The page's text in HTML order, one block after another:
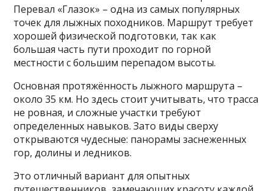
Перевал «Глазок» – одна из самых популярных
точек для лыжных походников. Маршрут требует
хорошей физической подготовки, так как
большая часть пути проходит по горной
местности с большим перепадом высоты.
Основная протяжённость лыжного маршрута –
около 35 км. Но здесь стоит учитывать, что трасса
не ровная, и сложные участки требуют
определенных навыков. Зато виды сверху
открываются чудесные: панорамы заснеженных
гор, долины и ледников.
Это отличный вариант для опытных